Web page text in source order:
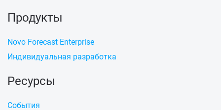
Продукты
Novo Forecast Enterprise
Индивидуальная разработка
Ресурсы
События